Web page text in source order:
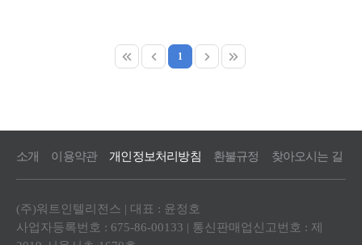
1
소개 이용약관 개인정보처리방침 환불규정 찾아오시는 길
(주)워트인텔리전스 | 대표 : 윤정호
사업자등록번호 : 675-86-00133 | 통신판매업신고번호 : 제